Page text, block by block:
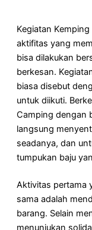
Kegiatan
aktifitas yang
bisa dilakukan
berkesan.
biasa disebut
untuk diikuti.
Camping dengan
langsung
seadanya, dan
tumpukan baju
Aktivitas pertama
sama adalah
barang. Selain
menunjukan